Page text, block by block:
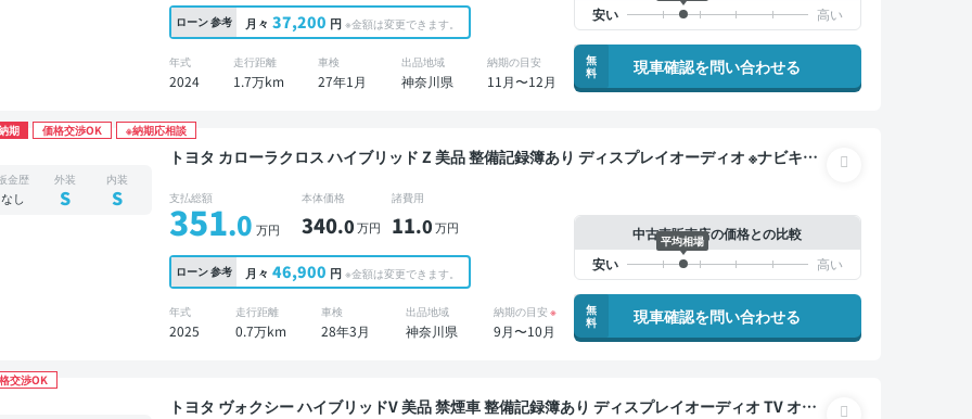
ローン参考 月々 37,200 円 ※金額は変更できます。
年式
2024
走行距離
1.7万km
車検
27年1月
出品地域
神奈川県
納期の目安
11月〜12月
無
料
現車確認を問い合わせる
期 価格交渉OK ※納期応相談
トヨタ カローラクロス ハイブリッド Z 美品 整備記録簿あり ディスプレイオーディオ ※ナビキッ
クモニター 全方位カメラ ドライブレコーダー 衝突軽減
金歴
なし
外装
S
内装
S 支払総額
351.0 万円
本体価格
340.0万円
諸費用
11.0万円
ローン参考 月々 46,900 円 ※金額は変更できます。
年式
2025
走行距離
0.7万km
車検
28年3月
出品地域
神奈川県
納期の目安 ※
9月〜10月
中古車販売店の価格との比較
平均相場
無
料
現車確認を問い合わせる
交渉OK
トヨタ ヴォクシー ハイブリッドV 美品 禁煙車 整備記録簿あり ディスプレイオーディオ TV オー